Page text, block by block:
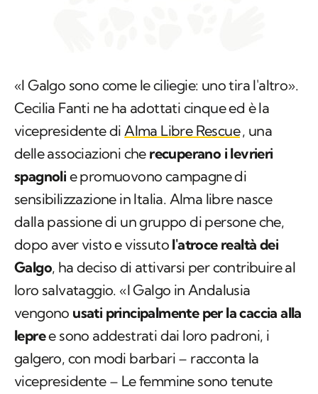
«I Galgo sono come le ciliegie: uno tira l'altro».
Cecilia Fanti ne ha adottati cinque ed è la
vicepresidente diAlma Libre Rescue, una
delle associazioni che recuperano i levrieri
spagnoli e promuovono campagne di
sensibilizzazione in Italia. Alma libre nasce
dalla passione di un gruppo di persone che,
dopo aver visto e vissuto l'atroce realtà dei
Galgo, ha deciso di attivarsi per contribuire al
loro salvataggio. «I Galgo in Andalusia
vengono usati principalmente per la caccia alla
lepree sono addestrati dai loro padroni, i
galgero, con modi barbari – racconta la
vicepresidente – Le femmine sono tenute